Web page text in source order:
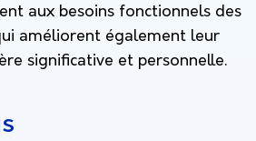
aux besoins fonctionnels des
améliorent également leur
significative et personnelle.